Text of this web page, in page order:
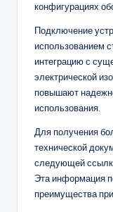
конфигурациях
Подключение
использованием
интеграцию с
электрической
повышают
использования.
Для получения
технической
следующей
Эта информация
преимущества